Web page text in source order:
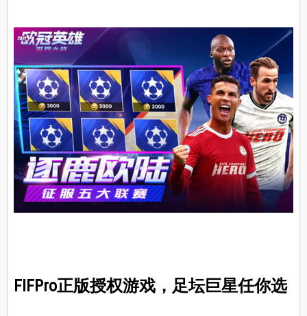
FIFPro正版授权游戏，足坛巨星任你选